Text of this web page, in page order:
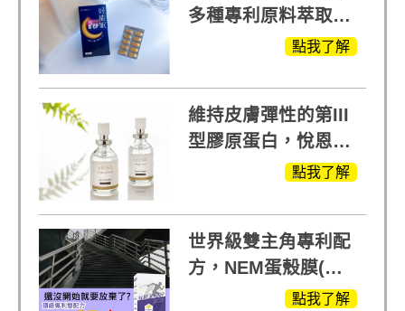
多種專利原料萃取、
白鳳豆、羅布麻、西
晰的關鍵!
點我了解
維持皮膚彈性的第III
型膠原蛋白，悅恩詩
給予寶寶般的肌膚感
點我了解
世界級雙主角專利配
方，NEM蛋殼膜(蛋
白聚醣)+UCll原裝進
點我了解